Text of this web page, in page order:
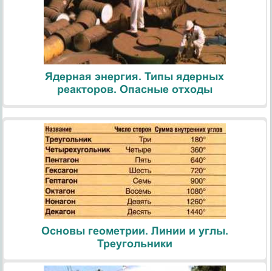
Ядерная энергия. Типы ядерных
реакторов. Опасные отходы
Основы геометрии. Линии и углы.
Треугольники